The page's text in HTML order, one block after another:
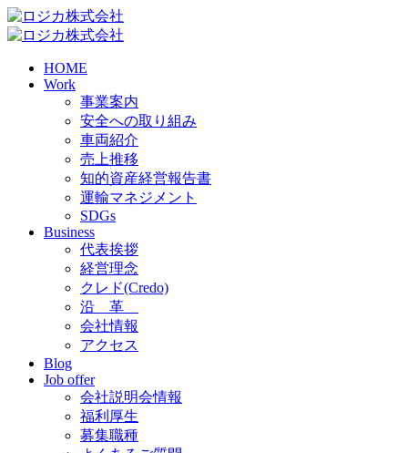
HOME
Work
事業案内
安全への取り組み
車両紹介
売上推移
知的資産経営報告書
運輸マネジメント
SDGs
Business
代表挨拶
経営理念
クレド(Credo)
沿 革
会社情報
アクセス
Blog
Job offer
会社説明会情報
福利厚生
募集職種